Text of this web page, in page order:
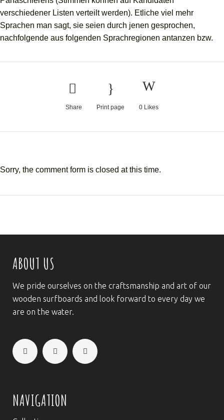
verschiedener Listen verteilt werden). Etliche viel mehr
Sprachen man sagt, sie seien durch jenen gesprochen,
nachfolgende aus folgenden Sprachregionen antanzen bzw.
Share Print page 0 Likes
Sorry, the comment form is closed at this time.
ABOUT US
We pride ourselves on the craftsmanship and art of our
wooden surfboards and look forward to every day we
are on the water.
NAVIGATION